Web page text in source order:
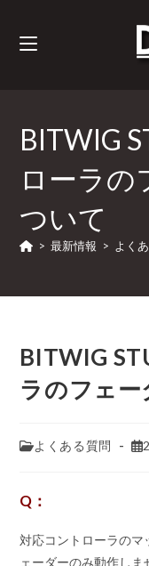
BITWIG
ローラの
ついて
> 最新情報 > よく
BITWIG
ラのフェー
よくある質問
Q：
対応コントローラのマ
ェーダーのみ動作しま